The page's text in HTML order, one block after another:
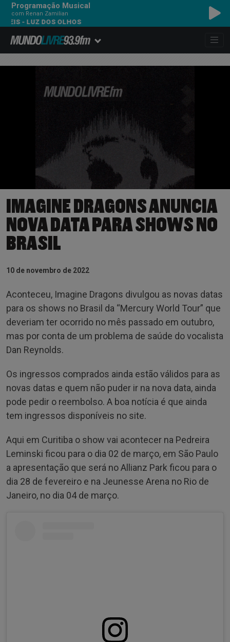
Programação Musical
com Renan Zamilian
DOS OLHOS
IMAGINE DRAGONS ANUNCIA
NOVA DATA PARA SHOWS NO
BRASIL
10 de novembro de 2022
Aconteceu, Imagine Dragons divulgou as novas datas
para os shows no Brasil da “Mercury World Tour” que
deveriam ter ocorrido no mês passado em outubro,
mas por conta de um problema de saúde do vocalista
Dan Reynolds.
Os ingressos comprados ainda estão válidos para as
novas datas e quem não puder ir na nova data, ainda
pode pedir o reembolso. A boa notícia é que ainda
tem ingressos disponíveis no site.
Aqui em Curitiba o show vai acontecer na Pedreira
Leminski ficou para o dia 02 de março, em São Paulo
a apresentação que será no Allianz Park ficou para o
dia 28 de fevereiro e na Jeunesse Arena no Rio de
Janeiro, no dia 04 de março.